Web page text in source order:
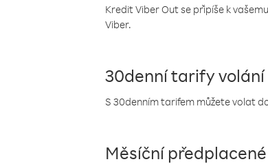
Kredit Viber Out se připíše k
Viber.
30denní tarify volání
S 30denním tarifem můžete volat
Měsíční